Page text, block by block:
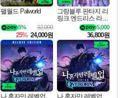
팰월드 Palworld
32,000
5%
25% 24,000원
그랑블루 판타지 리
링크 엔드리스 라그
나로크 업그레이드
킷 Granblue Fantasy
Relink Endless Ragn
arok Upgrade Kit DL
C
5,000
36,800원
나 혼자만 레벨업
나 혼자만 레벨업